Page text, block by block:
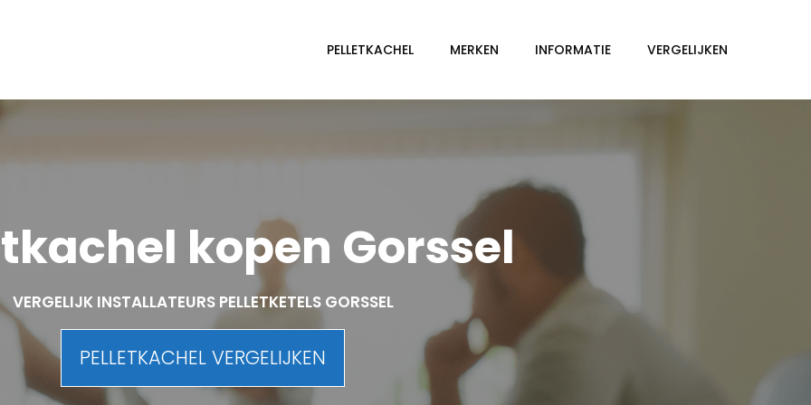
PELLETKACHEL MERKEN INFORMATIE VERGELIJKEN
kopen Gorssel
VERGELIJK INSTALLATEURS PELLETKETELS GORSSEL
PELLETKACHEL VERGELIJKEN